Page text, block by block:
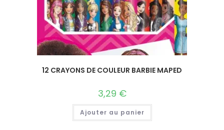
12 CRAYONS DE COULEUR BARBIE MAPED
3,29 €
Ajouter au panier